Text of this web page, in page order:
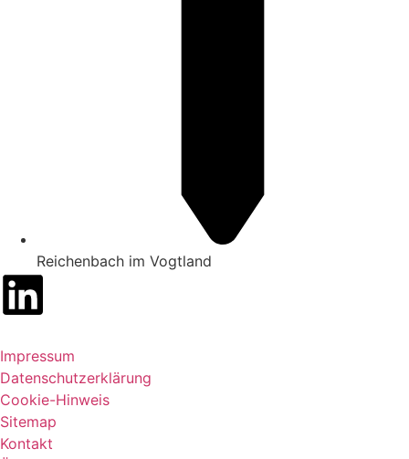
Reichenbach im Vogtland
Impressum
Datenschutzerklärung
Cookie-Hinweis
Sitemap
Kontakt